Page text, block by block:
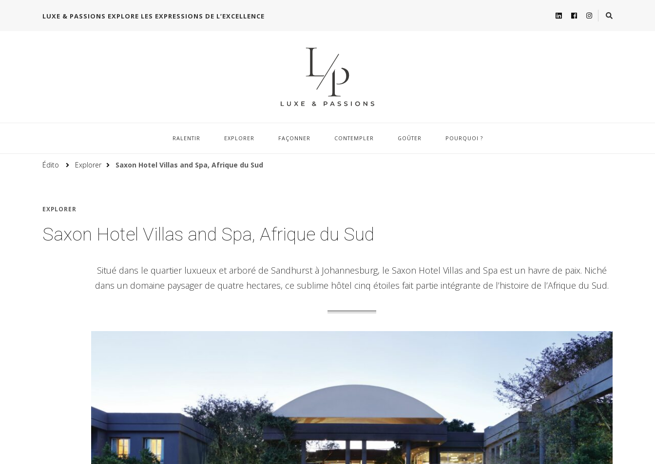
LUXE & PASSIONS EXPLORE LES EXPRESSIONS DE L’EXCELLENCE
RALENTIR EXPLORER FAÇONNER CONTEMPLER GOÛTER POURQUOI ?
Édito Explorer Saxon Hotel Villas and Spa, Afrique du Sud
EXPLORER
Saxon Hotel Villas and Spa, Afrique du Sud
Situé dans le quartier luxueux et arboré de Sandhurst à Johannesburg, le Saxon Hotel Villas and Spa est un havre de paix. Niché
dans un domaine paysager de quatre hectares, ce sublime hôtel cinq étoiles fait partie intégrante de l’histoire de l’Afrique du Sud.